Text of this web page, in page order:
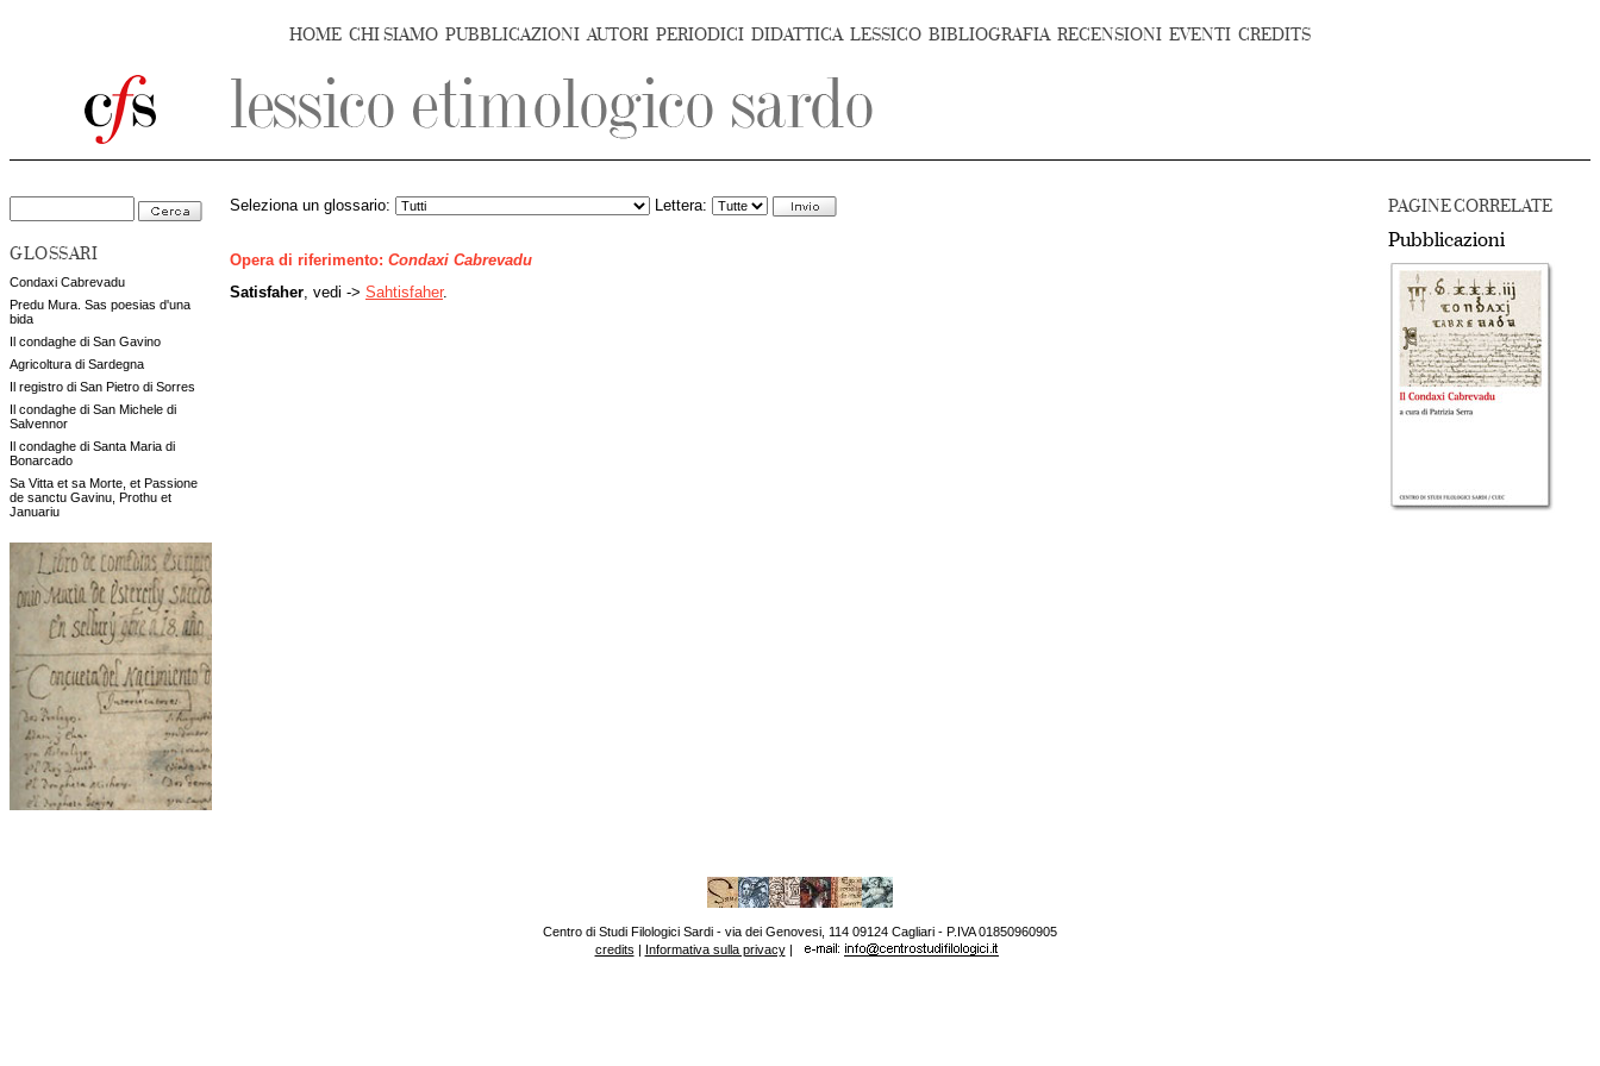
HOME CHI SIAMO PUBBLICAZIONI AUTORI PERIODICI DIDATTICA LESSICO BIBLIOGRAFIA RECENSIONI EVENTI CREDITS
GLOSSARI
Condaxi Cabrevadu
Predu Mura. Sas poesias d'una
bida
Il condaghe di San Gavino
Agricoltura di Sardegna
Il registro di San Pietro di Sorres
Il condaghe di San Michele di
Salvennor
Il condaghe di Santa Maria di
Bonarcado
Sa Vitta et sa Morte, et Passione
de sanctu Gavinu, Prothu et
Januariu
PAGINE CORRELATE
Pubblicazioni
Seleziona un glossario: Lettera:
Opera di riferimento: Condaxi Cabrevadu
Satisfaher , vedi -> Sahtisfaher.
Centro di Studi Filologici Sardi - via dei Genovesi, 114 09124 Cagliari - P.IVA 01850960905
credits | Informativa sulla privacy|